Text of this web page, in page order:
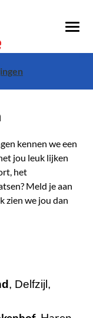
kennen we een
jou leuk lijken
het
Meld je aan
zien we jou dan
, Delfzijl,